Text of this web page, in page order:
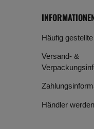
Häufig
Versand- &
Händler werden